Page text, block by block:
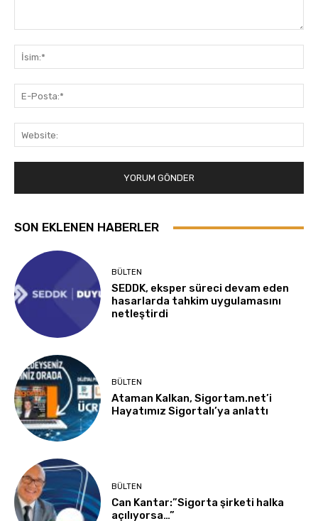
SON EKLENEN HABERLER
BÜLTEN
SEDDK, eksper süreci devam eden
hasarlarda tahkim uygulamasını
netleştirdi
BÜLTEN
Ataman Kalkan, Sigortam.net’i
Hayatımız Sigortalı’ya anlattı
BÜLTEN
Can Kantar:”Sigorta şirketi halka
açılıyorsa…”